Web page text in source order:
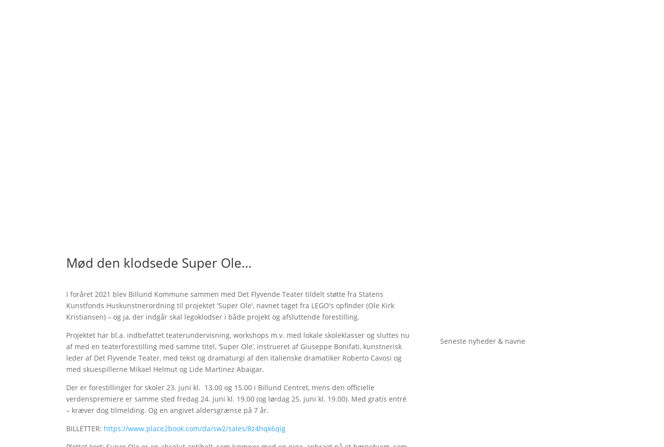
Mød den klodsede Super Ole…
I foråret 2021 blev Billund Kommune sammen med Det Flyvende Teater tildelt støtte fra Statens
Kunstfonds Huskunstnerordning til projektet 'Super Ole', navnet taget fra LEGO's opfinder (Ole Kirk
Kristiansen) – og ja, der indgår skal legoklodser i både projekt og afsluttende forestilling.
Projektet har bl.a. indbefattet teaterundervisning, workshops m.v. med lokale skoleklasser og sluttes nu
af med en teaterforestilling med samme titel, ‘Super Ole’, instrueret af Giuseppe Bonifati, kunstnerisk
leder af Det Flyvende Teater, med tekst og dramaturgi af den italienske dramatiker Roberto Cavosi og
med skuespillerne Mikael Helmut og Lide Martinez Abaigar.
Der er forestillinger for skoler 23. juni kl. 13.00 og 15.00 i Billund Centret, mens den officielle
verdenspremiere er samme sted fredag 24. juni kl. 19.00 (og lørdag 25. juni kl. 19.00). Med gratis entré
– kræver dog tilmelding. Og en angivet aldersgrænse på 7 år.
BILLETTER: https://www.place2book.com/da/sw2/sales/8z4hqk6qig
Seneste nyheder & navne